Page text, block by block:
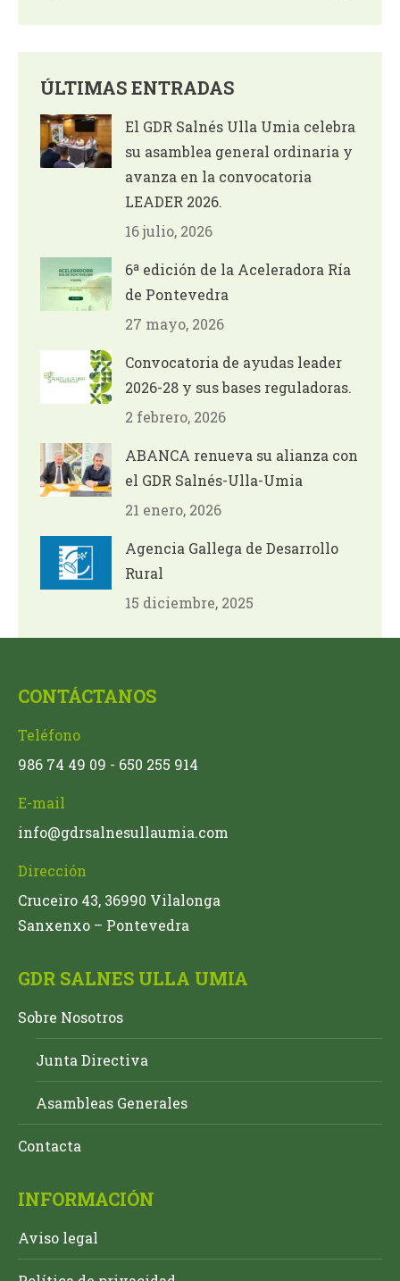
ÚLTIMAS ENTRADAS
El GDR Salnés Ulla Umia celebra
su asamblea general ordinaria y
avanza en la convocatoria
LEADER 2026.
16 julio, 2026
6ª edición de la Aceleradora Ría
de Pontevedra
27 mayo, 2026
Convocatoria de ayudas leader
2026-28 y sus bases reguladoras.
2 febrero, 2026
ABANCA renueva su alianza con
el GDR Salnés-Ulla-Umia
21 enero, 2026
Agencia Gallega de Desarrollo
Rural
15 diciembre, 2025
CONTÁCTANOS
Teléfono
986 74 49 09 - 650 255 914
E-mail
info@gdrsalnesullaumia.com
Dirección
Cruceiro 43, 36990 Vilalonga
Sanxenxo – Pontevedra
GDR SALNES ULLA UMIA
Sobre Nosotros
Junta Directiva
Asambleas Generales
Contacta
INFORMACIÓN
Aviso legal